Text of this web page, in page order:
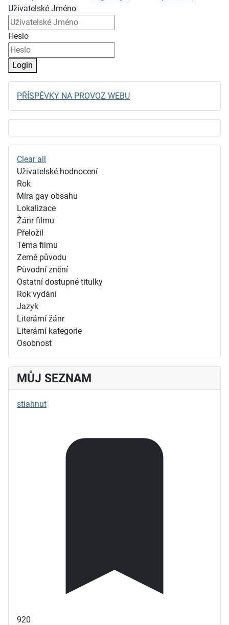
Uživatelské Jméno
Heslo
Login
PŘÍSPĚVKY NA PROVOZ WEBU
Clear all
Uživatelské hodnocení
Rok
Míra gay obsahu
Lokalizace
Žánr filmu
Přeložil
Téma filmu
Země původu
Původní znění
Ostatní dostupné titulky
Rok vydání
Jazyk
Literární žánr
Literární kategorie
Osobnost
MŮJ SEZNAM
stiahnut
920